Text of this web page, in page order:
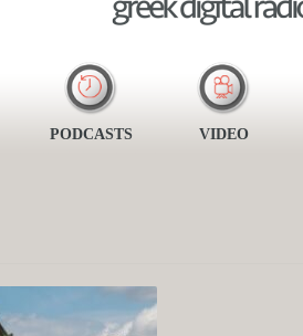
PODCASTS VIDEO